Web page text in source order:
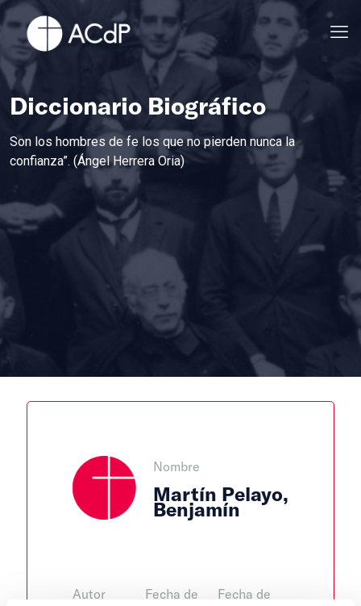
Diccionario Biográfico
Son los hombres de fe los que no pierden nunca la
confianza”. (Ángel Herrera Oria)
Nombre
Martín Pelayo,
Benjamín
Autor
Fecha de
Fecha de